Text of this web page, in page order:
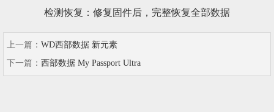
检测恢复：修复固件后，完整恢复全部数据
上一篇： WD西部数据 新元素
下一篇： 西部数据 My Passport Ultra